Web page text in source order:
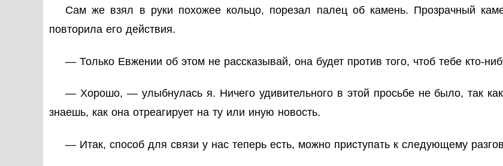
Сам же взял в руки похожее кольцо, порезал палец об камень. Прозрачный
повторила его действия.
— Только Евжении об этом не рассказывай, она будет против того, чтоб тебе кто-
— Хорошо, — улыбнулась я. Ничего удивительного в этой просьбе не было, так
знаешь, как она отреагирует на ту или иную новость.
— Итак, способ для связи у нас теперь есть, можно приступать к следующему